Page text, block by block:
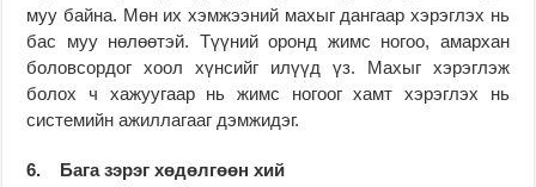
муу байна. Мөн их хэмжээний махыг дангаар хэрэглэх нь
бас муу нөлөөтэй. Түүний оронд жимс ногоо, амархан
боловсордог хоол хүнсийг илүүд үз. Махыг хэрэглэж
болох ч хажуугаар нь жимс ногоог хамт хэрэглэх нь
системийн ажиллагааг дэмжидэг.
6. Бага зэрэг хөдөлгөөн хий